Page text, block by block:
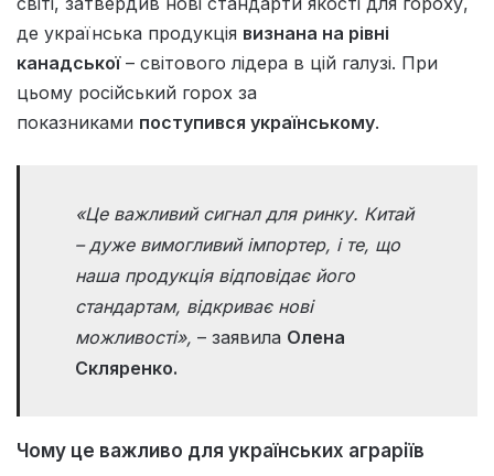
де українська продукція визнана на рівні
канадської– світового лідера в цій галузі. При
цьому російський горох за
показниками поступився українському.
«Це важливий сигнал для ринку. Китай
– дуже вимогливий імпортер, і те, що
наша продукція відповідає його
стандартам, відкриває нові
можливості», – заявила Олена
Скляренко.
Чому це важливо для українських аграріїв